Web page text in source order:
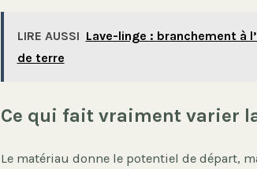
LIRE AUSSI Lave-linge : branchement à
de terre
Ce qui fait vraiment varier
Le matériau donne le potentiel de départ,